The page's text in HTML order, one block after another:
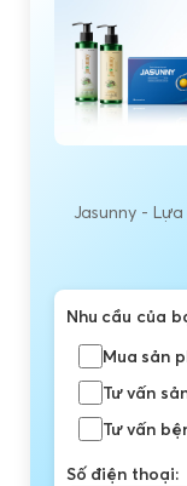
Jasunny -
Nhu cầu của
Mua sản
Tư vấn
Tư vấn
Số điện thoại: